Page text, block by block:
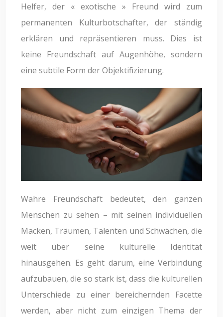
Helfer, der « exotische » Freund wird zum
permanenten Kulturbotschafter, der ständig
erklären und repräsentieren muss. Dies ist
keine Freundschaft auf Augenhöhe, sondern
eine subtile Form der Objektifizierung.
Wahre Freundschaft bedeutet, den ganzen
Menschen zu sehen – mit seinen individuellen
Macken, Träumen, Talenten und Schwächen, die
weit über seine kulturelle Identität
hinausgehen. Es geht darum, eine Verbindung
aufzubauen, die so stark ist, dass die kulturellen
Unterschiede zu einer bereichernden Facette
werden, aber nicht zum einzigen Thema der